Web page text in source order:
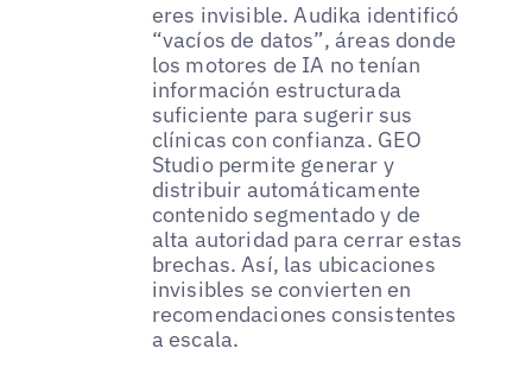
eres invisible. Audika identificó
“vacíos de datos”, áreas donde
los motores de IA no tenían
información estructurada
suficiente para sugerir sus
clínicas con confianza. GEO
Studio permite generar y
distribuir automáticamente
contenido segmentado y de
alta autoridad para cerrar estas
brechas. Así, las ubicaciones
invisibles se convierten en
recomendaciones consistentes
a escala.